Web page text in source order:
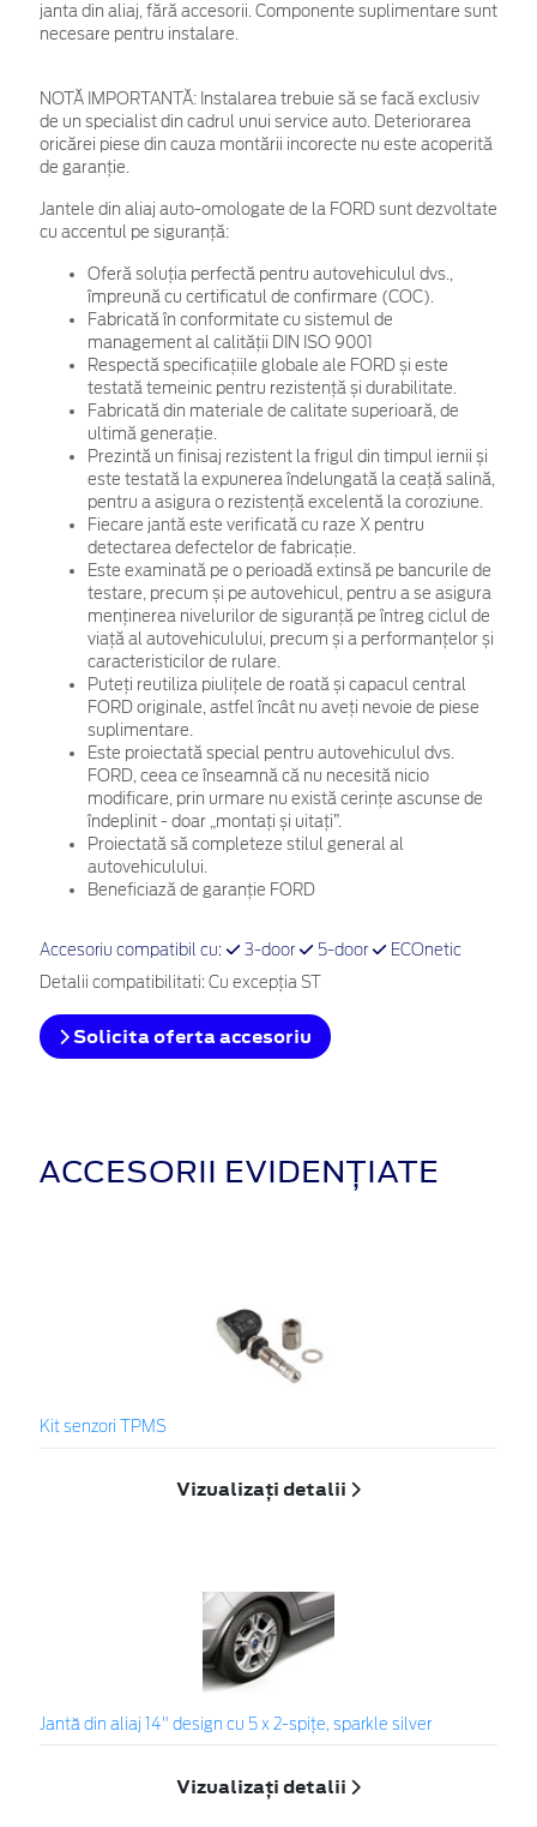
janta din aliaj, fără accesorii. Componente suplimentare sunt
necesare pentru instalare.
NOTĂ IMPORTANTĂ: Instalarea trebuie să se facă exclusiv
de un specialist din cadrul unui service auto. Deteriorarea
oricărei piese din cauza montării incorecte nu este acoperită
de garanţie.
Jantele din aliaj auto-omologate de la FORD sunt dezvoltate
cu accentul pe siguranță:
Oferă soluția perfectă pentru autovehiculul dvs.,
împreună cu certificatul de confirmare (COC).
Fabricată în conformitate cu sistemul de
management al calității DIN ISO 9001
Respectă specificațiile globale ale FORD și este
testată temeinic pentru rezistență și durabilitate.
Fabricată din materiale de calitate superioară, de
ultimă generație.
Prezintă un finisaj rezistent la frigul din timpul iernii și
este testată la expunerea îndelungată la ceață salină,
pentru a asigura o rezistență excelentă la coroziune.
Fiecare jantă este verificată cu raze X pentru
detectarea defectelor de fabricație.
Este examinată pe o perioadă extinsă pe bancurile de
testare, precum și pe autovehicul, pentru a se asigura
menținerea nivelurilor de siguranță pe întreg ciclul de
viață al autovehiculului, precum și a performanțelor și
caracteristicilor de rulare.
Puteți reutiliza piulițele de roată și capacul central
FORD originale, astfel încât nu aveți nevoie de piese
suplimentare.
Este proiectată special pentru autovehiculul dvs.
FORD, ceea ce înseamnă că nu necesită nicio
modificare, prin urmare nu există cerințe ascunse de
îndeplinit - doar „montați și uitați”.
Proiectată să completeze stilul general al
autovehiculului.
Beneficiază de garanție FORD
Accesoriu compatibil cu: 3-door 5-door ECOnetic
Detalii compatibilitati: Cu excepţia ST
Solicita oferta accesoriu
ACCESORII EVIDENȚIATE
Kit senzori TPMS
Vizualizați detalii
Jantă din aliaj 14" design cu 5 x 2-spiţe, sparkle silver
Vizualizați detalii